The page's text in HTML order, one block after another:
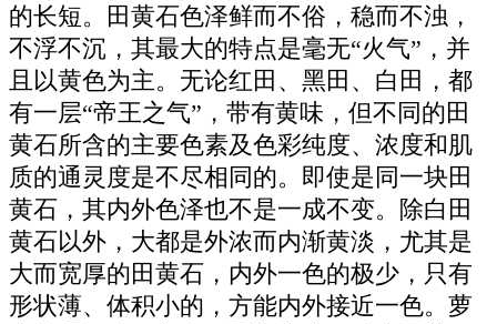
的长短。田黄石色泽鲜而不俗，稳而不浊，
不浮不沉，其最大的特点是毫无“火气”，并
且以黄色为主。无论红田、黑田、白田，都
有一层“帝王之气”，带有黄味，但不同的田
黄石所含的主要色素及色彩纯度、浓度和肌
质的通灵度是不尽相同的。即使是同一块田
黄石，其内外色泽也不是一成不变。除白田
黄石以外，大都是外浓而内渐黄淡，尤其是
大而宽厚的田黄石，内外一色的极少，只有
形状薄、体积小的，方能内外接近一色。萝